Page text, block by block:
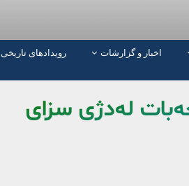
اخبار و گزارشات رویدادهای تاریخی
خەبات لەدژی سزای